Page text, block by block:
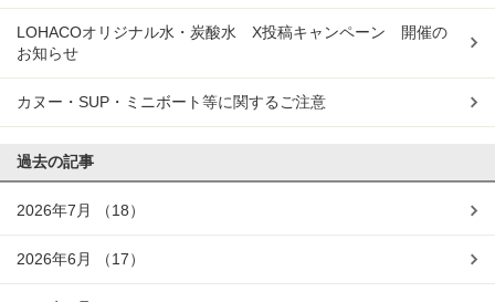
LOHACOオリジナル水・炭酸水 X投稿キャンペーン 開催の
お知らせ
カヌー・SUP・ミニボート等に関するご注意
過去の記事
2026年7月 （18）
2026年6月 （17）